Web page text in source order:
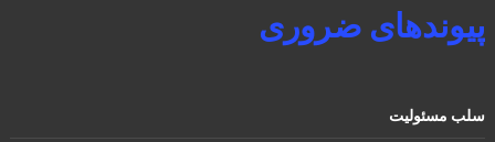
پیوندهای ضروری
سلب مسئولیت